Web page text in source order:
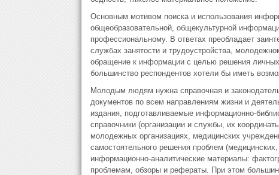
Основным мотивом поиска и использования
общеобразовательной, общекультурной
профессиональному. В ответах преобладает
службах занятости и трудоустройства,
обращение к информации с целью решения
большинство респондентов хотели бы иметь
Молодым людям нужна справочная и
документов по всем направлениям жизни и
издания, подготавливаемые информационно-
справочники (организации и службы, их
молодежных организациях, медицинских
самостоятельного решения проблем
информационно-аналитические материалы:
проблемам, обзоры и рефераты. При этом